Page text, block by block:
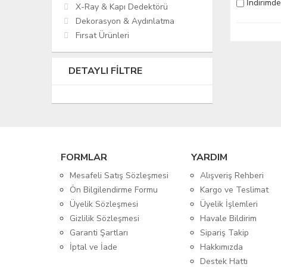
X-Ray & Kapı Dedektörü
Dekorasyon & Aydınlatma
Fırsat Ürünleri
DETAYLI FILTRE
İndirimde
FORMLAR
Mesafeli Satış Sözleşmesi
Ön Bilgilendirme Formu
Üyelik Sözleşmesi
Gizlilik Sözleşmesi
Garanti Şartları
İptal ve İade
YARDIM
Alışveriş Rehberi
Kargo ve Teslimat
Üyelik İşlemleri
Havale Bildirim
Sipariş Takip
Hakkımızda
Destek Hattı